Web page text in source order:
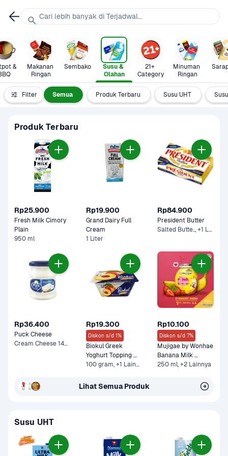
&
Makanan
Ringan
Sembako
Susu &
Olahan
21+
Category
Minuman
Ringan
Filter Semua Produk Terbaru Susu UHT
Produk Terbaru
Rp25.900
Fresh Milk Cimory
Plain
950 ml
Rp19.900
Grand Dairy Full
1 Liter
Rp84.900
President Butter
Salted Butte.., +1 Lainnya
Rp36.400
Puck Cheese
Cream Cheese 140 g
Rp19.300
Diskon s/d 1%
Biokul Greek
Yoghurt Topping
Peach
100 gram, +1 Lainnya
Rp10.100
Diskon s/d 7%
Mujigae by Wonhae
Banana Milk
Strawberry
250 ml, +2 Lainnya
Lihat Semua Produk
Susu UHT
Cari lebih banyak di Terjadwal...